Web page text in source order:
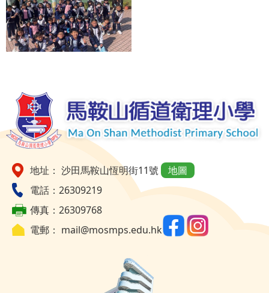
地址： 沙田馬鞍山恆明街11號
地圖
電話：26309219
傳真：26309768
電郵： mail@mosmps.edu.hk